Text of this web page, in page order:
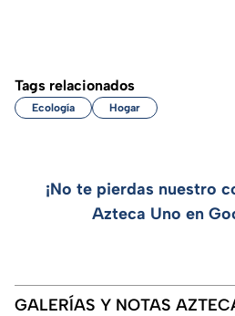
Tags relacionados
Ecología Hogar
¡No te pierdas nuestro
Azteca Uno en
GALERÍAS Y NOTAS